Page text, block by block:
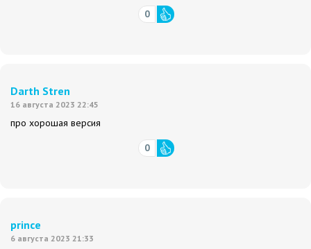
0
Darth Stren
16 августа 2023 22:45
про хорошая версия
0
prince
6 августа 2023 21:33